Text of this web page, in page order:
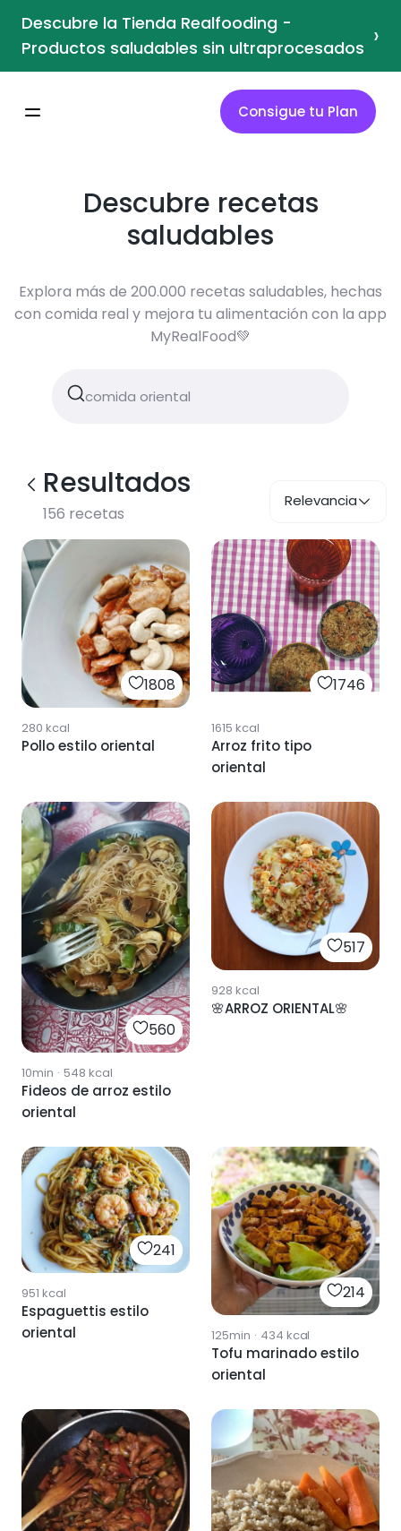
Descubre la Tienda Realfooding -
Productos saludables sin ultraprocesados ›
Consigue tu Plan
Descubre recetas
saludables
Explora más de 200.000 recetas saludables, hechas
con comida real y mejora tu alimentación con la app
MyRealFood💚
Resultados
156 recetas
Relevancia
1808
280 kcal
Pollo estilo oriental
1746
1615 kcal
Arroz frito tipo
oriental
560
10min · 548 kcal
Fideos de arroz estilo
oriental
517
928 kcal
🌸ARROZ ORIENTAL🌸
241
951 kcal
Espaguettis estilo
oriental
214
125min · 434 kcal
Tofu marinado estilo
oriental